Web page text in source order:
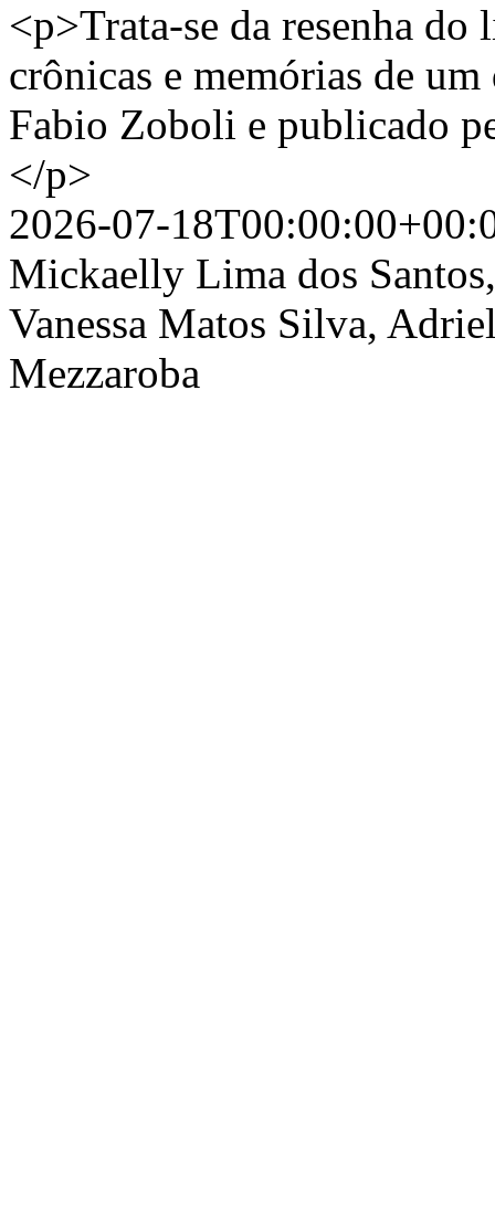
<p>Trata-se da resenha
crônicas e memórias de
Fabio Zoboli e publicado
</p>
2026-07-
Mickaelly Lima dos
Vanessa Matos Silva,
Mezzaroba